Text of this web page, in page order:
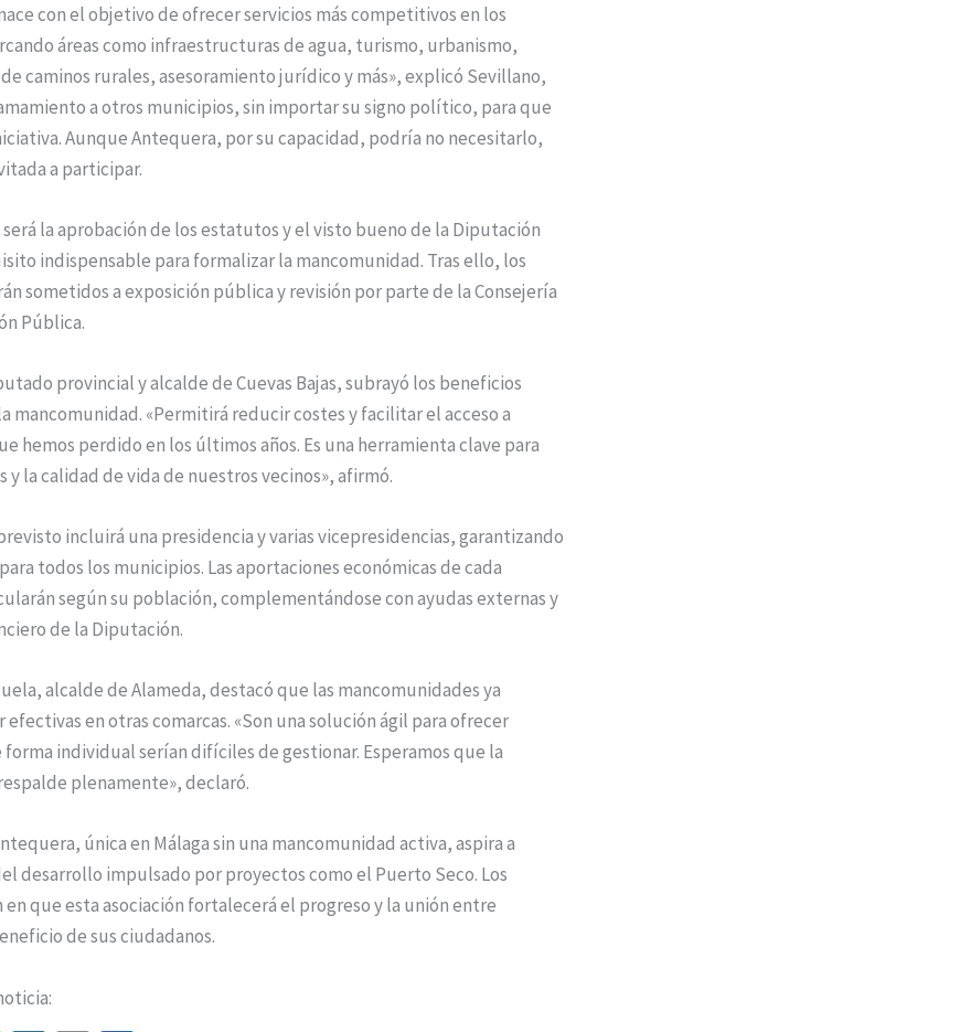
con el objetivo de ofrecer servicios más competitivos en los
áreas como infraestructuras de agua, turismo, urbanismo,
caminos rurales, asesoramiento jurídico y más», explicó Sevillano,
a otros municipios, sin importar su signo político, para que
Aunque Antequera, por su capacidad, podría no necesitarlo,
a participar.
la aprobación de los estatutos y el visto bueno de la Diputación
indispensable para formalizar la mancomunidad. Tras ello, los
sometidos a exposición pública y revisión por parte de la Consejería
Pública.
provincial y alcalde de Cuevas Bajas, subrayó los beneficios
mancomunidad. «Permitirá reducir costes y facilitar el acceso a
hemos perdido en los últimos años. Es una herramienta clave para
y la calidad de vida de nuestros vecinos», afirmó.
incluirá una presidencia y varias vicepresidencias, garantizando
todos los municipios. Las aportaciones económicas de cada
según su población, complementándose con ayudas externas y
de la Diputación.
alcalde de Alameda, destacó que las mancomunidades ya
en otras comarcas. «Son una solución ágil para ofrecer
individual serían difíciles de gestionar. Esperamos que la
plenamente», declaró.
única en Málaga sin una mancomunidad activa, aspira a
desarrollo impulsado por proyectos como el Puerto Seco. Los
que esta asociación fortalecerá el progreso y la unión entre
de sus ciudadanos.